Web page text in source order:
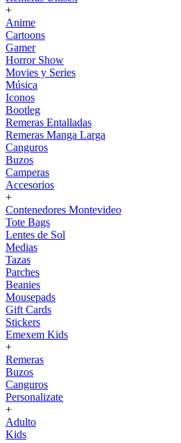
+
Anime
Cartoons
Gamer
Horror Show
Movies y Series
Música
Iconos
Bootleg
Remeras Entalladas
Remeras Manga Larga
Canguros
Buzos
Camperas
Accesorios
+
Contenedores Montevideo
Tote Bags
Lentes de Sol
Medias
Tazas
Parches
Beanies
Mousepads
Gift Cards
Stickers
Emexem Kids
+
Remeras
Buzos
Canguros
Personalizate
+
Adulto
Kids